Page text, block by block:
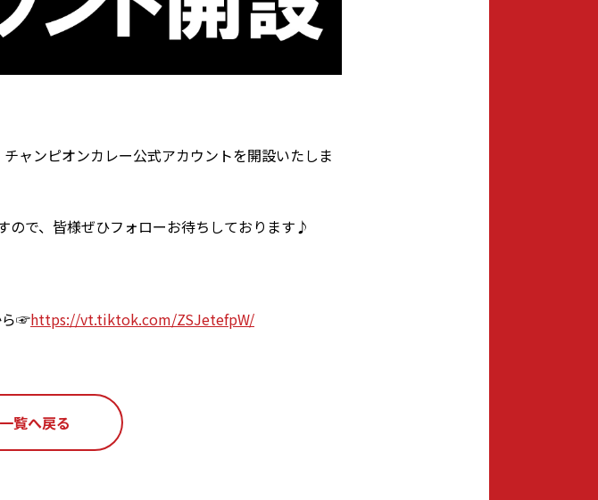
ャンピオンカレー公式アカウントを開設いたしま
ので、皆様ぜひフォローお待ちしております♪
ら☞https://vt.tiktok.com/ZSJetefpW/
覧へ戻る